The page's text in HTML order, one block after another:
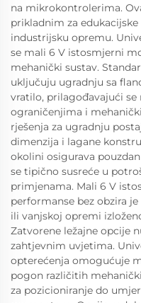
na mikrokontrolerima.
prikladnim za
industrijsku opremu.
se mali 6 V istosmjerni
mehanički sustav.
uključuju ugradnju sa
vratilo, prilagođavajući
ograničenjima i
rješenja za ugradnju
dimenzija i lagane
okolini osigurava
se tipično susreće u
primjenama. Mali 6 V
performanse bez obzira
ili vanjskoj opremi
Zatvorene ležajne opcije
zahtjevnim uvjetima.
opterećenja omogućuje
pogon različitih
za pozicioniranje do